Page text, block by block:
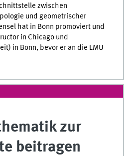
zwischen
und geometrischer
hat in Bonn promoviert und
in Chicago und
in Bonn, bevor er an die LMU
zur
beitragen